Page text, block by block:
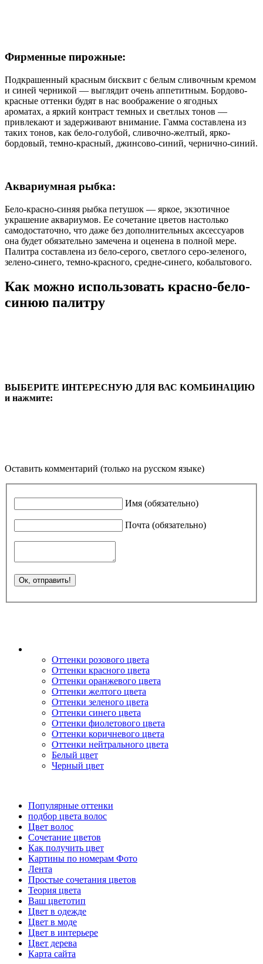
Фирменные пирожные:
Подкрашенный красным бисквит с белым сливочным кремом
и синей черникой — выглядит очень аппетитным. Бордово-
красные оттенки будят в нас воображение о ягодных
ароматах, а яркий контраст темных и светлых тонов —
привлекают и задерживают внимание. Гамма составлена из
таких тонов, как бело-голубой, сливочно-желтый, ярко-
бордовый, темно-красный, джинсово-синий, чернично-синий.
Аквариумная рыбка:
Бело-красно-синяя рыбка петушок — яркое, экзотичное
украшение аквариумов. Ее сочетание цветов настолько
самодостаточно, что даже без дополнительных аксессуаров
она будет обязательно замечена и оценена в полной мере.
Палитра составлена из бело-серого, светлого серо-зеленого,
зелено-синего, темно-красного, средне-синего, кобальтового.
Как можно использовать красно-бело-
синюю палитру
ВЫБЕРИТЕ ИНТЕРЕСНУЮ ДЛЯ ВАС КОМБИНАЦИЮ
и нажмите:
Оставить комментарий (только на русском языке)
Имя (обязательно)
Почта (обязательно)
Оттенки розового цвета
Оттенки красного цвета
Оттенки оранжевого цвета
Оттенки желтого цвета
Оттенки зеленого цвета
Оттенки синего цвета
Оттенки фиолетового цвета
Оттенки коричневого цвета
Оттенки нейтрального цвета
Белый цвет
Черный цвет
Популярные оттенки
подбор цвета волос
Цвет волос
Сочетание цветов
Как получить цвет
Картины по номерам Фото
Лента
Простые сочетания цветов
Теория цвета
Ваш цветотип
Цвет в одежде
Цвет в моде
Цвет в интерьере
Цвет дерева
Карта сайта